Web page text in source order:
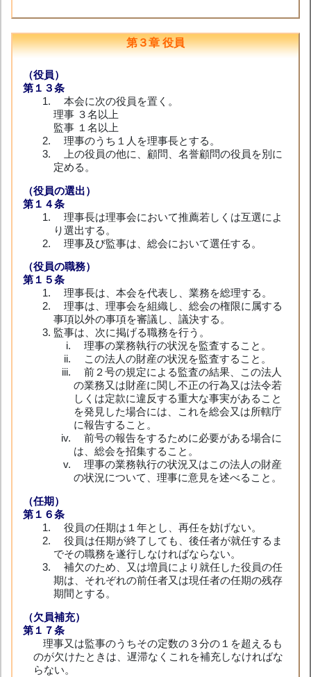
第３章 役員
（役員）
第１３条
本会に次の役員を置く。
理事 ３名以上
監事 １名以上
理事のうち１人を理事長とする。
上の役員の他に、顧問、名誉顧問の役員を別に
定める。
（役員の選出）
第１４条
理事長は理事会において推薦若しくは互選によ
り選出する。
理事及び監事は、総会において選任する。
（役員の職務）
第１５条
理事長は、本会を代表し、業務を総理する。
理事は、理事会を組織し、総会の権限に属する
事項以外の事項を審議し、議決する。
監事は、次に掲げる職務を行う。
理事の業務執行の状況を監査すること。
この法人の財産の状況を監査すること。
前２号の規定による監査の結果、この法人
の業務又は財産に関し不正の行為又は法令若
しくは定款に違反する重大な事実があること
を発見した場合には、これを総会又は所轄庁
に報告すること。
前号の報告をするために必要がある場合に
は、総会を招集すること。
理事の業務執行の状況又はこの法人の財産
の状況について、理事に意見を述べること。
（任期）
第１６条
役員の任期は１年とし、再任を妨げない。
役員は任期が終了しても、後任者が就任するま
でその職務を遂行しなければならない。
補欠のため、又は増員により就任した役員の任
期は、それぞれの前任者又は現任者の任期の残存
期間とする。
（欠員補充）
第１７条
理事又は監事のうちその定数の３分の１を超えるも
のが欠けたときは、遅滞なくこれを補充しなければな
らない。